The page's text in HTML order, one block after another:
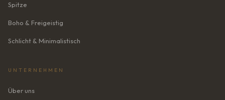
Spitze
Boho & Freigeistig
Schlicht & Minimalistisch
UNTERNEHMEN
Über uns